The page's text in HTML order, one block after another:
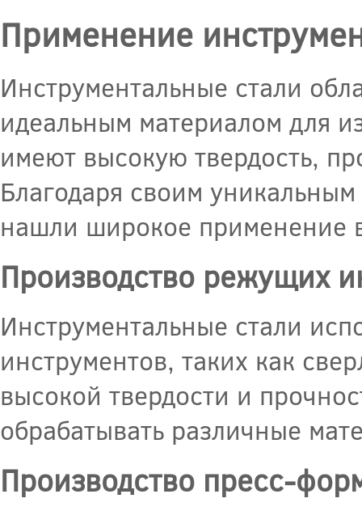
Применение
Инструментальные стали
идеальным материалом для
имеют высокую твердость,
Благодаря своим
нашли широкое применение
Производство режущих
Инструментальные стали
инструментов, таких как
высокой твердости и
обрабатывать различные
Производство пресс-